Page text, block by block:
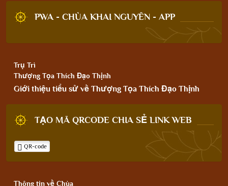
PWA - CHÙA KHAI NGUYÊN - APP
Trụ Trì
Thượng Tọa Thích Đạo Thịnh
Giới thiệu tiểu sử về Thượng Tọa Thích Đạo Thịnh
TẠO MÃ QRCODE CHIA SẺ LINK WEB
QR-code
Thông tin về Chùa